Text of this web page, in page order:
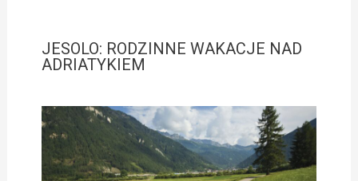
JESOLO: RODZINNE WAKACJE NAD
ADRIATYKIEM